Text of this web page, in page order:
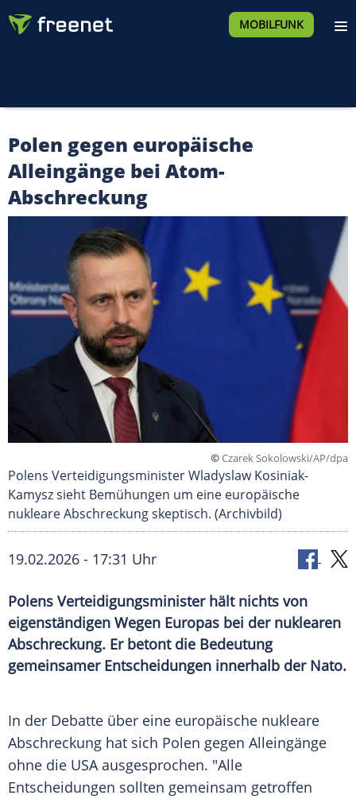
MOBILFUNK
Polen gegen europäische
Alleingänge bei Atom-
Abschreckung
©Czarek Sokolowski/AP/dpa
Polens Verteidigungsminister Wladyslaw Kosiniak-
Kamysz sieht Bemühungen um eine europäische
nukleare Abschreckung skeptisch. (Archivbild)
19.02.2026 - 17:31 Uhr
Polens Verteidigungsminister hält nichts von
eigenständigen Wegen Europas bei der nuklearen
Abschreckung. Er betont die Bedeutung
gemeinsamer Entscheidungen innerhalb der Nato.
In der Debatte über eine europäische nukleare
Abschreckung hat sich Polen gegen Alleingänge
ohne die USA ausgesprochen. "Alle
Entscheidungen sollten gemeinsam getroffen